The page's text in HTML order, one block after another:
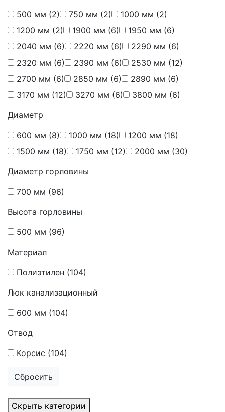
500 мм (2) 750 мм (2) 1000 мм (2)
1200 мм (2) 1900 мм (6) 1950 мм (6)
2040 мм (6) 2220 мм (6) 2290 мм (6)
2320 мм (6) 2390 мм (6) 2530 мм (12)
2700 мм (6) 2850 мм (6) 2890 мм (6)
3170 мм (12) 3270 мм (6) 3800 мм (6)
Диаметр
600 мм (8) 1000 мм (18) 1200 мм (18)
1500 мм (18) 1750 мм (12) 2000 мм (30)
Диаметр горловины
700 мм (96)
Высота горловины
500 мм (96)
Материал
Полиэтилен (104)
Люк канализационный
600 мм (104)
Отвод
Корсис (104)
Сбросить
Скрыть категории